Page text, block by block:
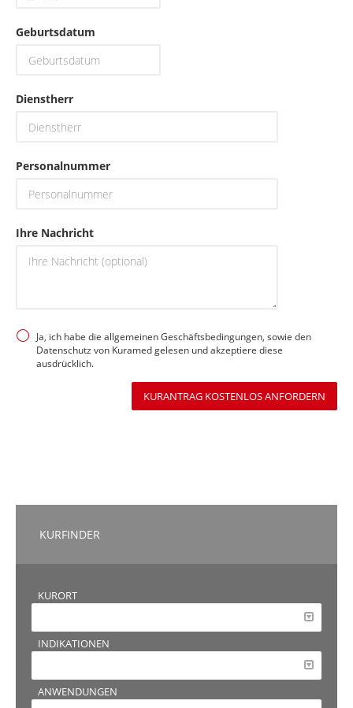
Geburtsdatum
Dienstherr
Personalnummer
Ihre Nachricht
Ja, ich habe die allgemeinen Geschäftsbedingungen, sowie den
Datenschutz von Kuramed gelesen und akzeptiere diese
ausdrücklich.
KURANTRAG KOSTENLOS ANFORDERN
KURFINDER
KURORT
INDIKATIONEN
ANWENDUNGEN